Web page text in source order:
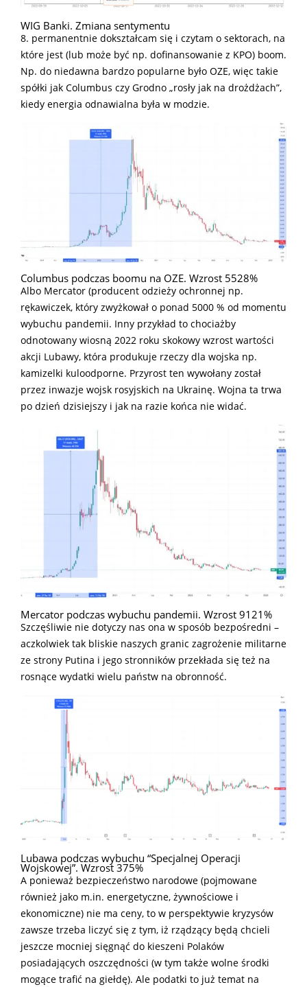
WIG Banki. Zmiana sentymentu
8. permanentnie dokształcam się i czytam o sektorach, na
które jest (lub może być np. dofinansowanie z KPO) boom.
Np. do niedawna bardzo popularne było OZE, więc takie
spółki jak Columbus czy Grodno „rosły jak na drożdżach”,
kiedy energia odnawialna była w modzie.
Columbus podczas boomu na OZE. Wzrost 5528%
Albo Mercator (producent odzieży ochronnej np.
rękawiczek, który zwyżkował o ponad 5000 % od momentu
wybuchu pandemii. Inny przykład to chociażby
odnotowany wiosną 2022 roku skokowy wzrost wartości
akcji Lubawy, która produkuje rzeczy dla wojska np.
kamizelki kuloodporne. Przyrost ten wywołany został
przez inwazje wojsk rosyjskich na Ukrainę. Wojna ta trwa
po dzień dzisiejszy i jak na razie końca nie widać.
Mercator podczas wybuchu pandemii. Wzrost 9121%
Szczęśliwie nie dotyczy nas ona w sposób bezpośredni –
aczkolwiek tak bliskie naszych granic zagrożenie militarne
ze strony Putina i jego stronników przekłada się też na
rosnące wydatki wielu państw na obronność.
Lubawa podczas wybuchu “Specjalnej Operacji
Wojskowej”. Wzrost 375%
A ponieważ bezpieczeństwo narodowe (pojmowane
również jako m.in. energetyczne, żywnościowe i
ekonomiczne) nie ma ceny, to w perspektywie kryzysów
zawsze trzeba liczyć się z tym, iż rządzący będą chcieli
jeszcze mocniej sięgnąć do kieszeni Polaków
posiadających oszczędności (w tym także wolne środki
mogące trafić na giełdę). Ale podatki to już temat na